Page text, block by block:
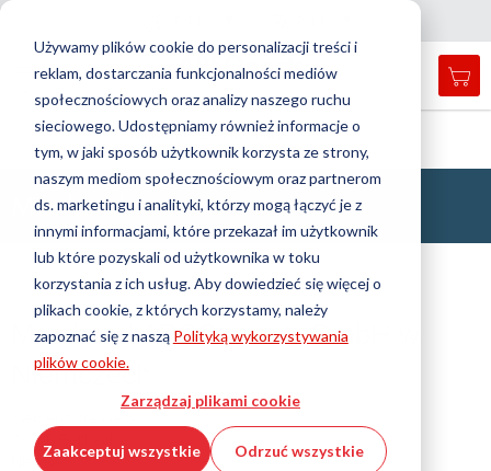
Używamy plików cookie do personalizacji treści i
reklam, dostarczania funkcjonalności mediów
społecznościowych oraz analizy naszego ruchu
sieciowego. Udostępniamy również informacje o
tym, w jaki sposób użytkownik korzysta ze strony,
naszym mediom społecznościowym oraz partnerom
ds. marketingu i analityki, którzy mogą łączyć je z
innymi informacjami, które przekazał im użytkownik
lub które pozyskali od użytkownika w toku
korzystania z ich usług. Aby dowiedzieć się więcej o
plikach cookie, z których korzystamy, należy
zapoznać się z naszą Polityką wykorzystywania
plików cookie.
Zarządzaj plikami cookie
Zaakceptuj wszystkie Odrzuć wszystkie
Przełącznik
search
Wyszukiwanie
Strona główna Najważniejsze informacje
Masthead
Masthead APSOparts® GmbH w
Niemczech
70736 Fellbach
Niemcy